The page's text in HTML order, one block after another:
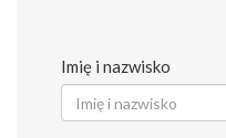
Imię i nazwisko